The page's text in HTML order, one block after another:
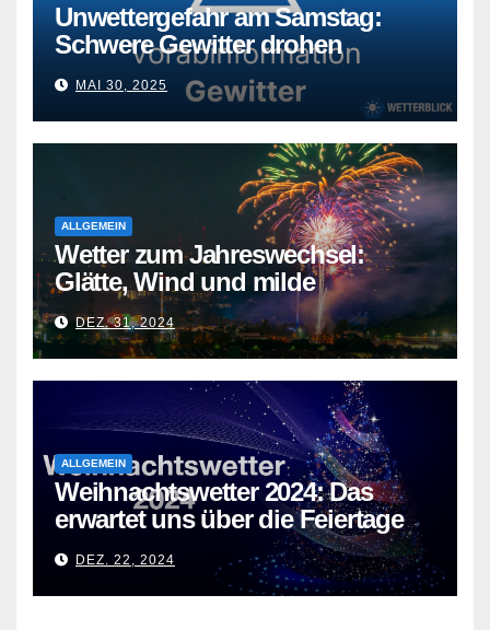
Unwettergefahr am Samstag:
Schwere Gewitter drohen
MAI 30, 2025
ALLGEMEIN
Wetter zum Jahreswechsel:
Glätte, Wind und milde
Temperaturen
DEZ. 31, 2024
ALLGEMEIN
Weihnachtswetter 2024: Das
erwartet uns über die Feiertage
DEZ. 22, 2024